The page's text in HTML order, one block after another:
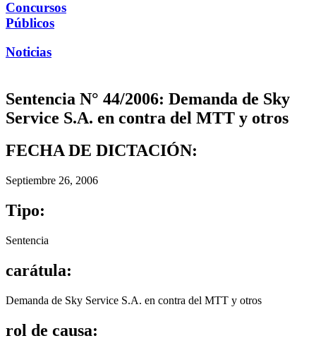
Concursos
Públicos
Noticias
Sentencia N° 44/2006: Demanda de Sky
Service S.A. en contra del MTT y otros
FECHA DE DICTACIÓN:
Septiembre 26, 2006
Tipo:
Sentencia
carátula:
Demanda de Sky Service S.A. en contra del MTT y otros
rol de causa: